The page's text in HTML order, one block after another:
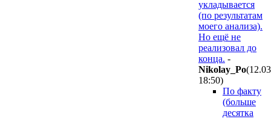
укладывается
(по результатам
моего анализа).
Но ещё не
реализовал до
конца. -
Nikolay_Po
18:50)
По факту
(больше
десятка